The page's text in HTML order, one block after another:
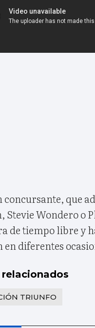
concursante, que
Stevie Wondero o
de tiempo libre y
diferentes
relacionados
TRIUNFO